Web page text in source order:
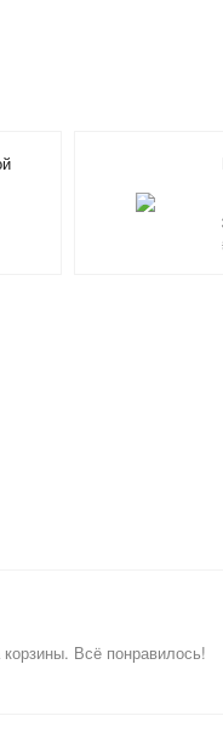
корзины. Всё понравилось!